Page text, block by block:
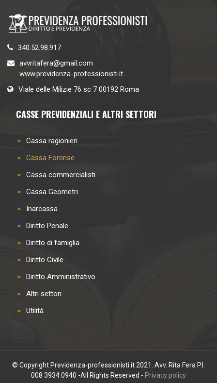
340.52.98.917
avvritafera@gmail.com
www.previdenza-professionisti.it
Viale delle Milizie 76 sc 7 00192 Roma
CASSE PREVIDENZIALI E ALTRI SETTORI
Cassa ragionieri
Cassa Forense
Cassa commercialisti
Cassa Geometri
Inarcassa
Diritto Penale
Diritto di famiglia
Diritto Civile
Diritto Amministrativo
Altri settori
Utilità
© Copyright Previdenza-professionisti.it 2021. Avv. Rita Fera P.I.
008 3934 0940 -All Rights Reserved - Privacy policy